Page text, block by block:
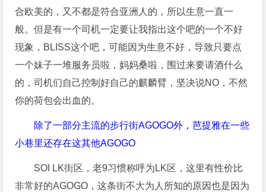
合欧美的，又不都是符合亚洲人的，所以生意一直一
般。但是有一个司机一定要让我指出这个吧的一个不好
现象，BLISS这个吧，可能因为生意不好，导致只要点
一个妹子一堆服务员啦，妈妈桑啦，围过来要请酒什么
的，司机们自己控制好自己的麒麟臂，坚决说NO，不然
你的荷包会出血的。
除了一部分主流的步行街AGOGO外，芭提雅在一些
小巷里还存在这其他AGOGO
SOI LK街区，老9习惯称呼为LK区，这里有性价比
非常好的AGOGO，这条街不大为人所知的原因也是因为